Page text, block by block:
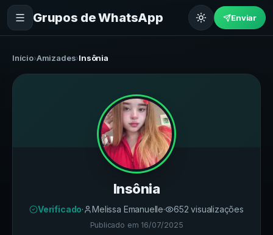
Grupos de WhatsApp Enviar
Início›Amizades›Insônia
Insônia
Verificado· Melissa Emanuelle· 652 visualizações
Publicado em 16/07/2025